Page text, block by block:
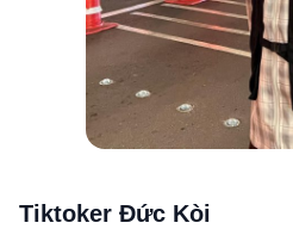
Tiktoker Đức Kòi